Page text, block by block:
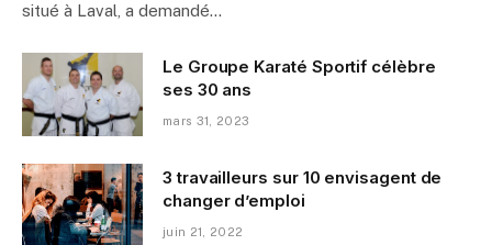
situé à Laval, a demandé…
Le Groupe Karaté Sportif célèbre
ses 30 ans
mars 31, 2023
3 travailleurs sur 10 envisagent de
changer d’emploi
juin 21, 2022